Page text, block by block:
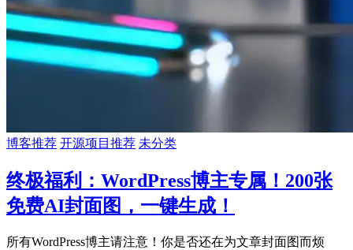
博客推荐 开源项目推荐 未分类
终极福利：WordPress博主专属！200张
免费AI封面图，一键生成！
所有WordPress博主请注意！你是否还在为文章封面图而烦